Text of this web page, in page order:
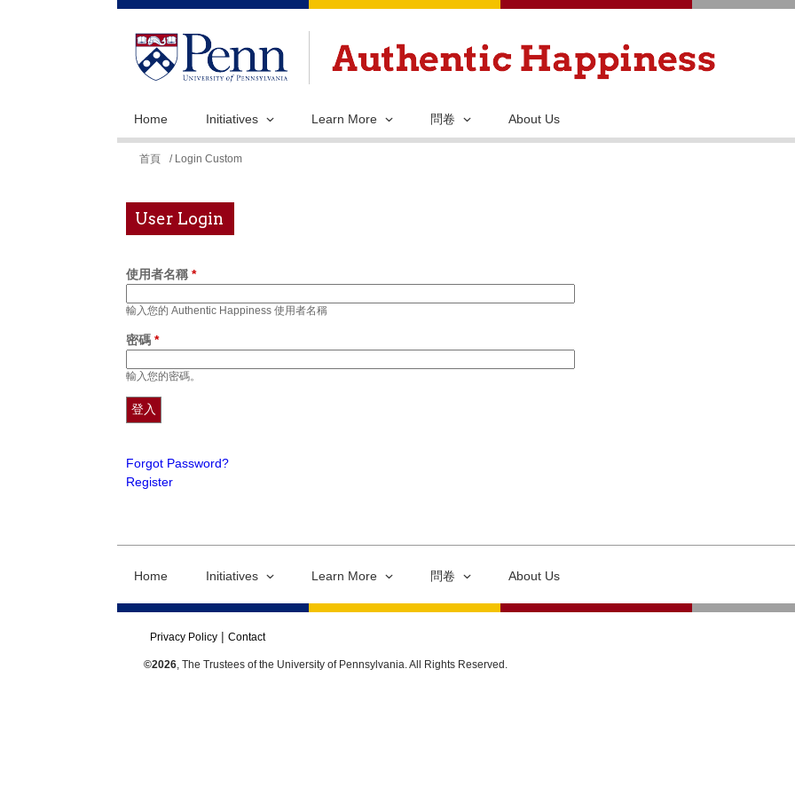
移
主
Home Initiatives Learn More 問卷 About Us
您
這
裡
首頁 / Login Custom
User Login
使用者名稱 *
輸入您的 Authentic Happiness 使用者名稱
密碼 *
輸入您的密碼。
Forgot Password?
Register
Home Initiatives Learn More 問卷 About Us
Privacy Policy Contact
©2026, The Trustees of the University of Pennsylvania. All Rights Reserved.